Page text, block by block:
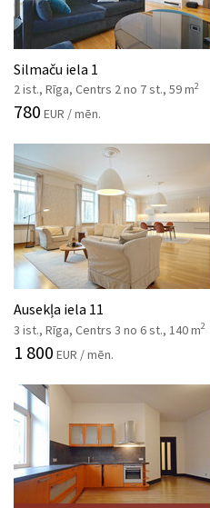
Silmaču iela 1
2 ist., Rīga, Centrs 2 no 7 st., 59 m2
780 EUR / mēn.
Ausekļa iela 11
3 ist., Rīga, Centrs 3 no 6 st., 140 m2
1 800 EUR / mēn.